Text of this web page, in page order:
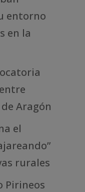
entorno
en la
Aragón
el
rurales
Pirineos